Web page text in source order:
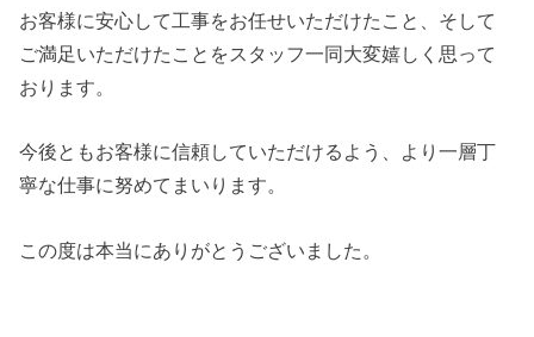
お客様に安心して工事をお任せいただけたこと、そして
ご満足いただけたことをスタッフ一同大変嬉しく思って
おります。
今後ともお客様に信頼していただけるよう、より一層丁
寧な仕事に努めてまいります。
この度は本当にありがとうございました。